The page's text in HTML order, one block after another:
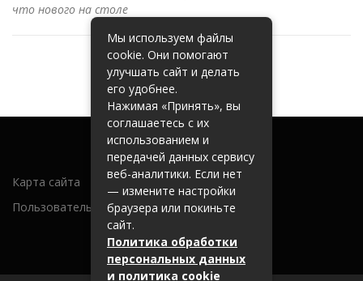
что нового на столе
Карта сайта
Пользовательское соглашение
Мы используем файлы
cookie. Они помогают
улучшать сайт и делать
его удобнее.
Нажимая «Принять», вы
соглашаетесь с их
использованием и
передачей данных сервису
веб-аналитики. Если нет
— измените настройки
браузера или покиньте
сайт.
Политика обработки
персональных данных
и политика cookie